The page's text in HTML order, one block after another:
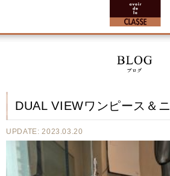
DUAL VIEWワンピース＆
UPDATE: 2023.03.20